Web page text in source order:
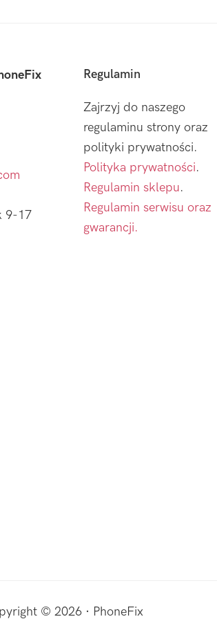
9-17
Regulamin
Zajrzyj do naszego
regulaminu strony oraz
polityki prywatności.
Polityka prywatności.
Regulamin sklepu.
Regulamin serwisu oraz
gwarancji.
© 2026 · PhoneFix